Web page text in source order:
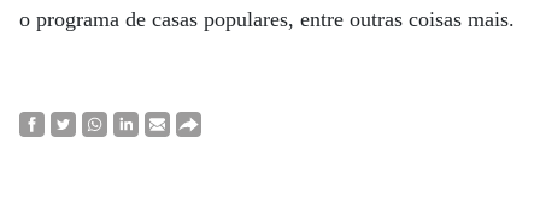
o programa de casas populares, entre outras coisas mais.